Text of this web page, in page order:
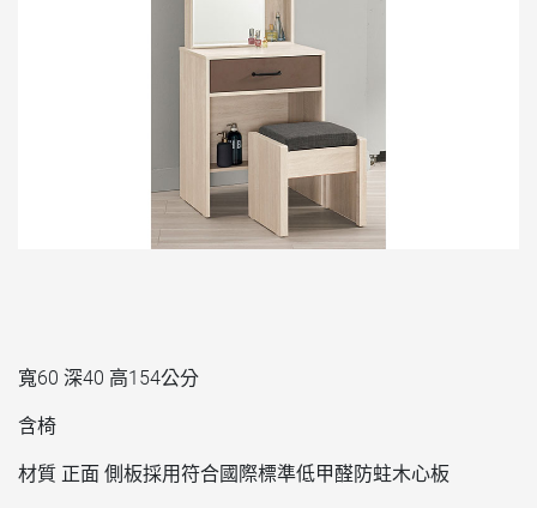
寬60 深40 高154公分
含椅
材質 正面 側板採用符合國際標準低甲醛防蛀木心板